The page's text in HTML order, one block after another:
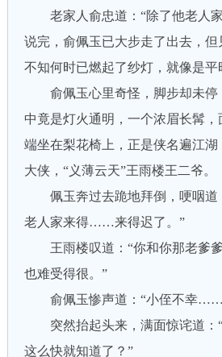
老家人俞忠道：“除了他老人家
说完，俞佩玉已大步走了出去，但
不知何时已燃起了纱灯，就像是平
俞佩玉心里奇怪，脚步却未停
中竟是灯火通明，一个浓眉长髯，
端坐在梨花椅上，正是侠名遍江
大侠，“义薄云天”王雨楼王二爷。
佩玉奔过去跪地拜倒，哽咽道
老人家来得……来得迟了。”
王雨楼叹道：“你和你那老爹爹
也难受得很。”
俞佩玉惨声道：“小侄不幸
突然抬起头来，满面惊诧道：
这么快就知道了？”